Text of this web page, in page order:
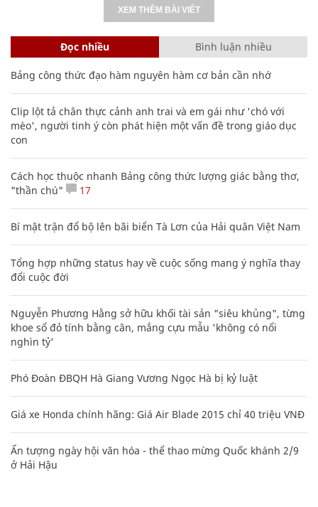
XEM THÊM BÀI VIẾT
Đọc nhiều Bình luận nhiều
Bảng công thức đạo hàm nguyên hàm cơ bản cần nhớ
Clip lột tả chân thực cảnh anh trai và em gái như 'chó với
mèo', người tinh ý còn phát hiện một vấn đề trong giáo dục
con
Cách học thuộc nhanh Bảng công thức lượng giác bằng thơ,
"thần chú"
17
Bí mật trận đổ bộ lên bãi biển Tà Lơn của Hải quân Việt Nam
Tổng hợp những status hay về cuộc sống mang ý nghĩa thay
đổi cuộc đời
Nguyễn Phương Hằng sở hữu khối tài sản "siêu khủng", từng
khoe sổ đỏ tính bằng cân, mắng cựu mẫu 'không có nổi
nghìn tỷ'
Phó Đoàn ĐBQH Hà Giang Vương Ngọc Hà bị kỷ luật
Giá xe Honda chính hãng: Giá Air Blade 2015 chỉ 40 triệu VNĐ
Ấn tượng ngày hội văn hóa - thể thao mừng Quốc khánh 2/9
ở Hải Hậu